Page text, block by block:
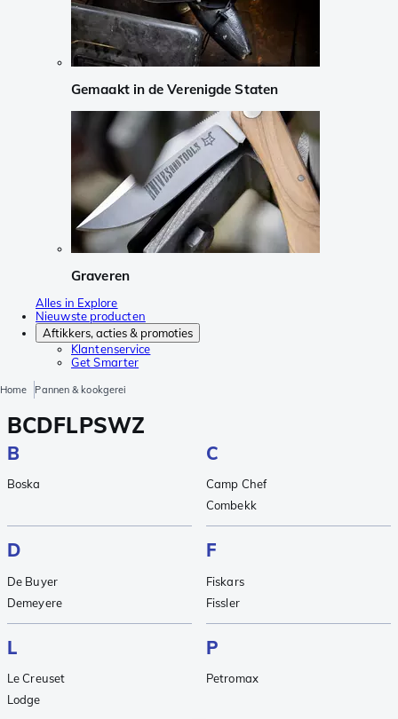
Gemaakt in de Verenigde Staten
Graveren
Alles in Explore
Nieuwste producten
Aftikkers, acties & promoties
Klantenservice
Get Smarter
Home Pannen & kookgerei
BCDFLPSWZ
B
Boska
C
Camp Chef
Combekk
D
De Buyer
Demeyere
F
Fiskars
Fissler
L
Le Creuset
Lodge
P
Petromax